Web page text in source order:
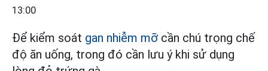
13:00
Để kiểm soát gan nhiễm mỡ cần chú trọng chế
độ ăn uống, trong đó cần lưu ý khi sử dụng